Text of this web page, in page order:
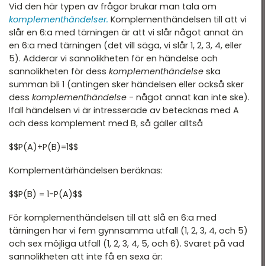
Vid den här typen av frågor brukar man tala om
komplementhändelser. Komplementhändelsen till att vi
slår en 6:a med tärningen är att vi slår något annat än
en 6:a med tärningen (det vill säga, vi slår 1, 2, 3, 4, eller
5). Adderar vi sannolikheten för en händelse och
sannolikheten för dess komplementhändelse ska
summan bli 1 (antingen sker händelsen eller också sker
dess komplementhändelse - något annat kan inte ske).
Ifall händelsen vi är intresserade av betecknas med A
och dess komplement med B, så gäller alltså
$$P(A)+P(B)=1$$
Komplementärhändelsen beräknas:
$$P(B) = 1-P(A)$$
För komplementhändelsen till att slå en 6:a med
tärningen har vi fem gynnsamma utfall (1, 2, 3, 4, och 5)
och sex möjliga utfall (1, 2, 3, 4, 5, och 6). Svaret på vad
sannolikheten att inte få en sexa är: